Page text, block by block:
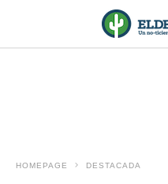
HOMEPAGE DESTACADA